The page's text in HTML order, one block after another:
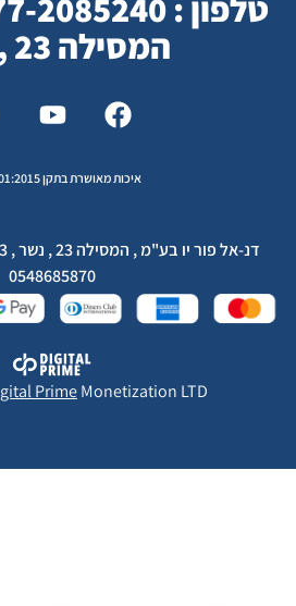
המסילה 23 , נשר
איכות מאושרת בתקן ISO 9001:2015
0548685870
Digital PrimeMonetization LTD